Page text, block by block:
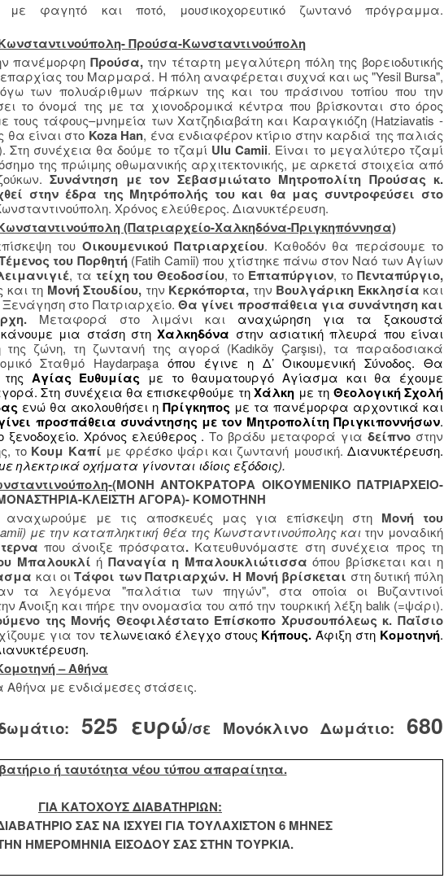
με φαγητό και ποτό, μουσικοχορευτικό ζωντανό πρόγραμμα.
Προύσα-Κωνσταντινούπολη
πανέμορφη Προύσα, την τέταρτη μεγαλύτερη πόλη της βορειοδυτικής
επαρχίας του Μαρμαρά. Η πόλη αναφέρεται συχνά και ως "Yesil Bursa",
των πολυάριθμων πάρκων της και του πράσινου τοπίου που την
το όνομά της με τα χιονοδρομικά κέντρα που βρίσκονται στο όρος
τους τάφους–μνημεία των Χατζηδιαβάτη και Καραγκιόζη (Hatziavatis -
θα είναι στο Koza Han, ένα ενδιαφέρον κτίριο στην καρδιά της παλιάς
Στη συνέχεια θα δούμε το τζαμί Ulu Camii. Είναι το μεγαλύτερο τζαμί
της πρώιμης οθωμανικής αρχιτεκτονικής, με αρκετά στοιχεία από
Συνάντηση με τον Σεβασμιώτατο Μητροπολίτη Προύσας κ.
στην έδρα της Μητρόπολής του και θα μας συντροφεύσει στο
Χρόνος ελεύθερος. Διανυκτέρευση.
(Πατριαρχείο-Χαλκηδόνα-Πριγκηπόννησα)
του Οικουμενικού Πατριαρχείου. Καθοδόν θα περάσουμε το
του Πορθητή(Fatih Camii) που χτίστηκε πάνω στον Ναό των Αγίων
, τα τείχη του Θεοδοσίου, το Επταπύργιον, τοΠενταπύργιο,
τη Μονή Στουδίου, την Κερκόπορτα, την Βουλγάρικη Εκκλησία και
Ξενάγηση στο Πατριαρχείο. Θα γίνει προσπάθεια για συνάντηση και
Μεταφορά στο λιμάνι και αναχώρηση για τα ξακουστά
μια στάση στηΧαλκηδόνα στην ασιατική πλευρά που είναι
ζώνη, τη ζωντανή της αγορά (Kadıköy Çarşısı), τα παραδοσιακά
Σταθμό Haydarpaşa όπου έγινε η Δ’ Οικουμενική Σύνοδος. Θα
Αγίας Ευθυμίας με το θαυματουργό Αγίασμα και θα έχουμε
Στη συνέχεια θα επισκεφθούμε τηΧάλκη με τη Θεολογική Σχολή
ενώ θα ακολουθήσει η Πρίγκηπος με τα πανέμορφα αρχοντικά και
προσπάθεια συνάντησης με τον Μητροπολίτη Πριγκιποννήσων.
Χρόνος ελεύθερος .Το βράδυ μεταφορά γιαδείπνο στην
το Κουμ Καπί με φρέσκο ψάρι και ζωντανή μουσική.Διανυκτέρευση.
ηλεκτρικά οχήματα γίνονται ιδίοις εξόδοις).
(ΜΟΝΗ ΑΝΤΟΚΡΑΤΟΡΑ ΟΙΚΟΥΜΕΝΙΚΟ ΠΑΤΡΙΑΡΧΕΙΟ-
ΚΛΕΙΣΤΗ ΑΓΟΡΑ)- ΚΟΜΟΤΗΝΗ
με τις αποσκευές μας για επίσκεψη στη Μονή του
με την καταπληκτική θέα της Κωνσταντινούπολης και την μοναδική
που άνοιξε πρόσφατα. Κατευθυνόμαστε στη συνέχεια προς τη
Μπαλουκλί ή Παναγία η Μπαλουκλιώτισσαόπου βρίσκεται και η
και οιΤάφοι των Πατριαρχών. Η Μονή βρίσκεται στη δυτική πύλη
τα λεγόμενα "παλάτια των πηγών", στα οποία οι Βυζαντινοί
Άνοιξη και πήρε την ονομασία του από την τουρκική λέξη balık (=ψάρι).
της Μονής Θεοφιλέστατο Επίσκοπο Χρυσουπόλεως κ. Παΐσιο
για τον τελωνειακό έλεγχο στους Κήπους. Άφιξη στη Κομοτηνή.
– Αθήνα
με ενδιάμεσες στάσεις.
525 ευρώ/σε Μονόκλινο Δωμάτιο:680
ή ταυτότητα νέου τύπου απαραίτητα.
ΓΙΑ ΚΑΤΟΧΟΥΣ ΔΙΑΒΑΤΗΡΙΩΝ:
ΣΑΣ ΝΑ ΙΣΧΥΕΙ ΓΙΑ ΤΟΥΛΑΧΙΣΤΟΝ 6 ΜΗΝΕΣ
ΗΜΕΡΟΜΗΝΙΑ ΕΙΣΟΔΟΥ ΣΑΣ ΣΤΗΝ ΤΟΥΡΚΙΑ.